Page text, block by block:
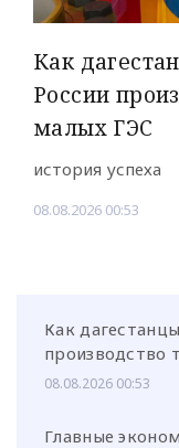
Как
России
малых ГЭС
история успеха
08.08.2026 00:53
Как
производство
08.08.2026 00:53
Главные